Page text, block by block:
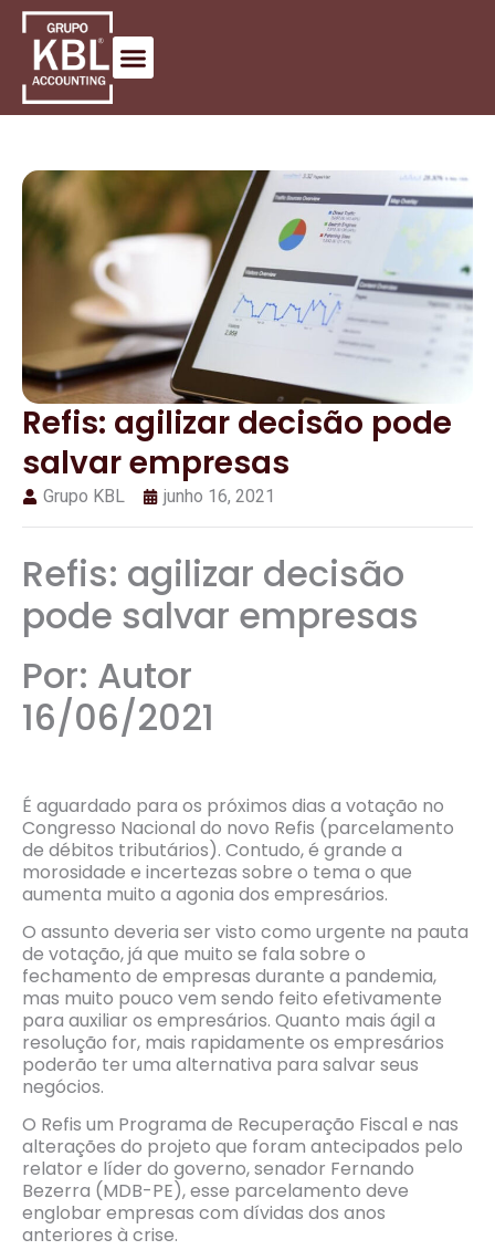
Refis: agilizar decisão pode
salvar empresas
Grupo KBL junho 16, 2021
Refis: agilizar decisão
pode salvar empresas
Por: Autor
16/06/2021
É aguardado para os próximos dias a votação no
Congresso Nacional do novo Refis (parcelamento
de débitos tributários). Contudo, é grande a
morosidade e incertezas sobre o tema o que
aumenta muito a agonia dos empresários.
O assunto deveria ser visto como urgente na pauta
de votação, já que muito se fala sobre o
fechamento de empresas durante a pandemia,
mas muito pouco vem sendo feito efetivamente
para auxiliar os empresários. Quanto mais ágil a
resolução for, mais rapidamente os empresários
poderão ter uma alternativa para salvar seus
negócios.
O Refis um Programa de Recuperação Fiscal e nas
alterações do projeto que foram antecipados pelo
relator e líder do governo, senador Fernando
Bezerra (MDB-PE), esse parcelamento deve
englobar empresas com dívidas dos anos
anteriores à crise.